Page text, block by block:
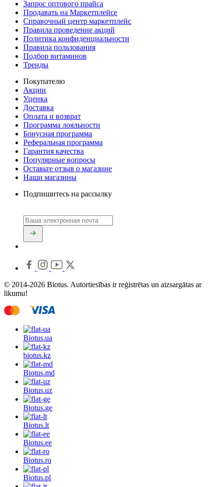
Запрос оптового прайса
Продавать на Маркетплейсе
Справочный центр маркетплейс
Правила проведение акций
Политика конфиденциальности
Правила пользования
Подбор витаминов
Тренды
Покупателю
Акции
Уценка
Доставка
Оплата и возврат
Программа лояльности
Бонусная программа
Реферальная программа
Гарантия качества
Популярные вопросы
Оставьте отзыв о магазине
Наши магазины
Подпишитесь на рассылку
© 2014-2026 Biotus. Autortiesības ir reģistrētas un aizsargātas ar
likumu!
Biotus.ua
biotus.kz
Biotus.md
Biotus.uz
Biotus.ge
Biotus.lt
Biotus.ee
Biotus.ro
Biotus.pl